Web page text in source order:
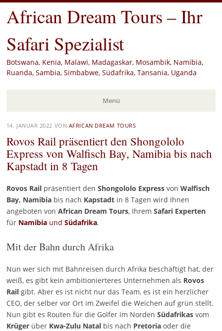
African Dream Tours – Ihr
Safari Spezialist
Botswana, Kenia, Malawi, Madagaskar, Mosambik, Namibia,
Ruanda, Sambia, Simbabwe, Südafrika, Tansania, Uganda
Menü
Zum
Inhalt
springen
14. JANUAR 2022 VON AFRICAN DREAM TOURS
Rovos Rail präsentiert den Shongololo
Express von Walfisch Bay, Namibia bis nach
Kapstadt in 8 Tagen
Rovos Railpräsentiert den Shongololo Express von Walfisch
Bay, Namibiabis nach Kapstadtin 8 Tagen wird Ihnen
angeboten von African Dream Tours, Ihrem Safari Experten
für Namibiaund Südafrika.
Mit der Bahn durch Afrika
Nun wer sich mit Bahnreisen durch Afrika beschäftigt hat, der
weiß, es gibt kein ambitionierteres Unternehmen als Rovos
Railgibt. Aber es ist nicht nur das Team, es ist ein herzlicher
CEO, der selber vor Ort im Zweifel die Weichen auf grün stellt.
Nun gibt es Routen für die Golfer im Norden Südafrikasvom
Krügerüber Kwa-Zulu Natal bis nach Pretoriaoder die